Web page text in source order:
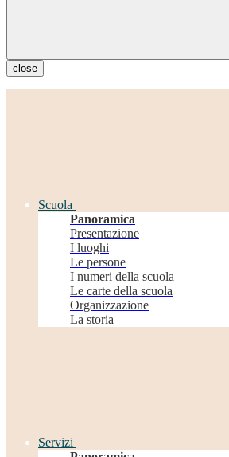
close
Scuola
Panoramica
Presentazione
I luoghi
Le persone
I numeri della scuola
Le carte della scuola
Organizzazione
La storia
Servizi